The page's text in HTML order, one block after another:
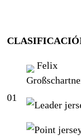
01
Felix